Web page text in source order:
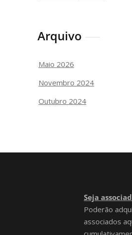
Arquivo
Maio 2026
Novembro 2024
Outubro 2024
Seja
Poderão
associados